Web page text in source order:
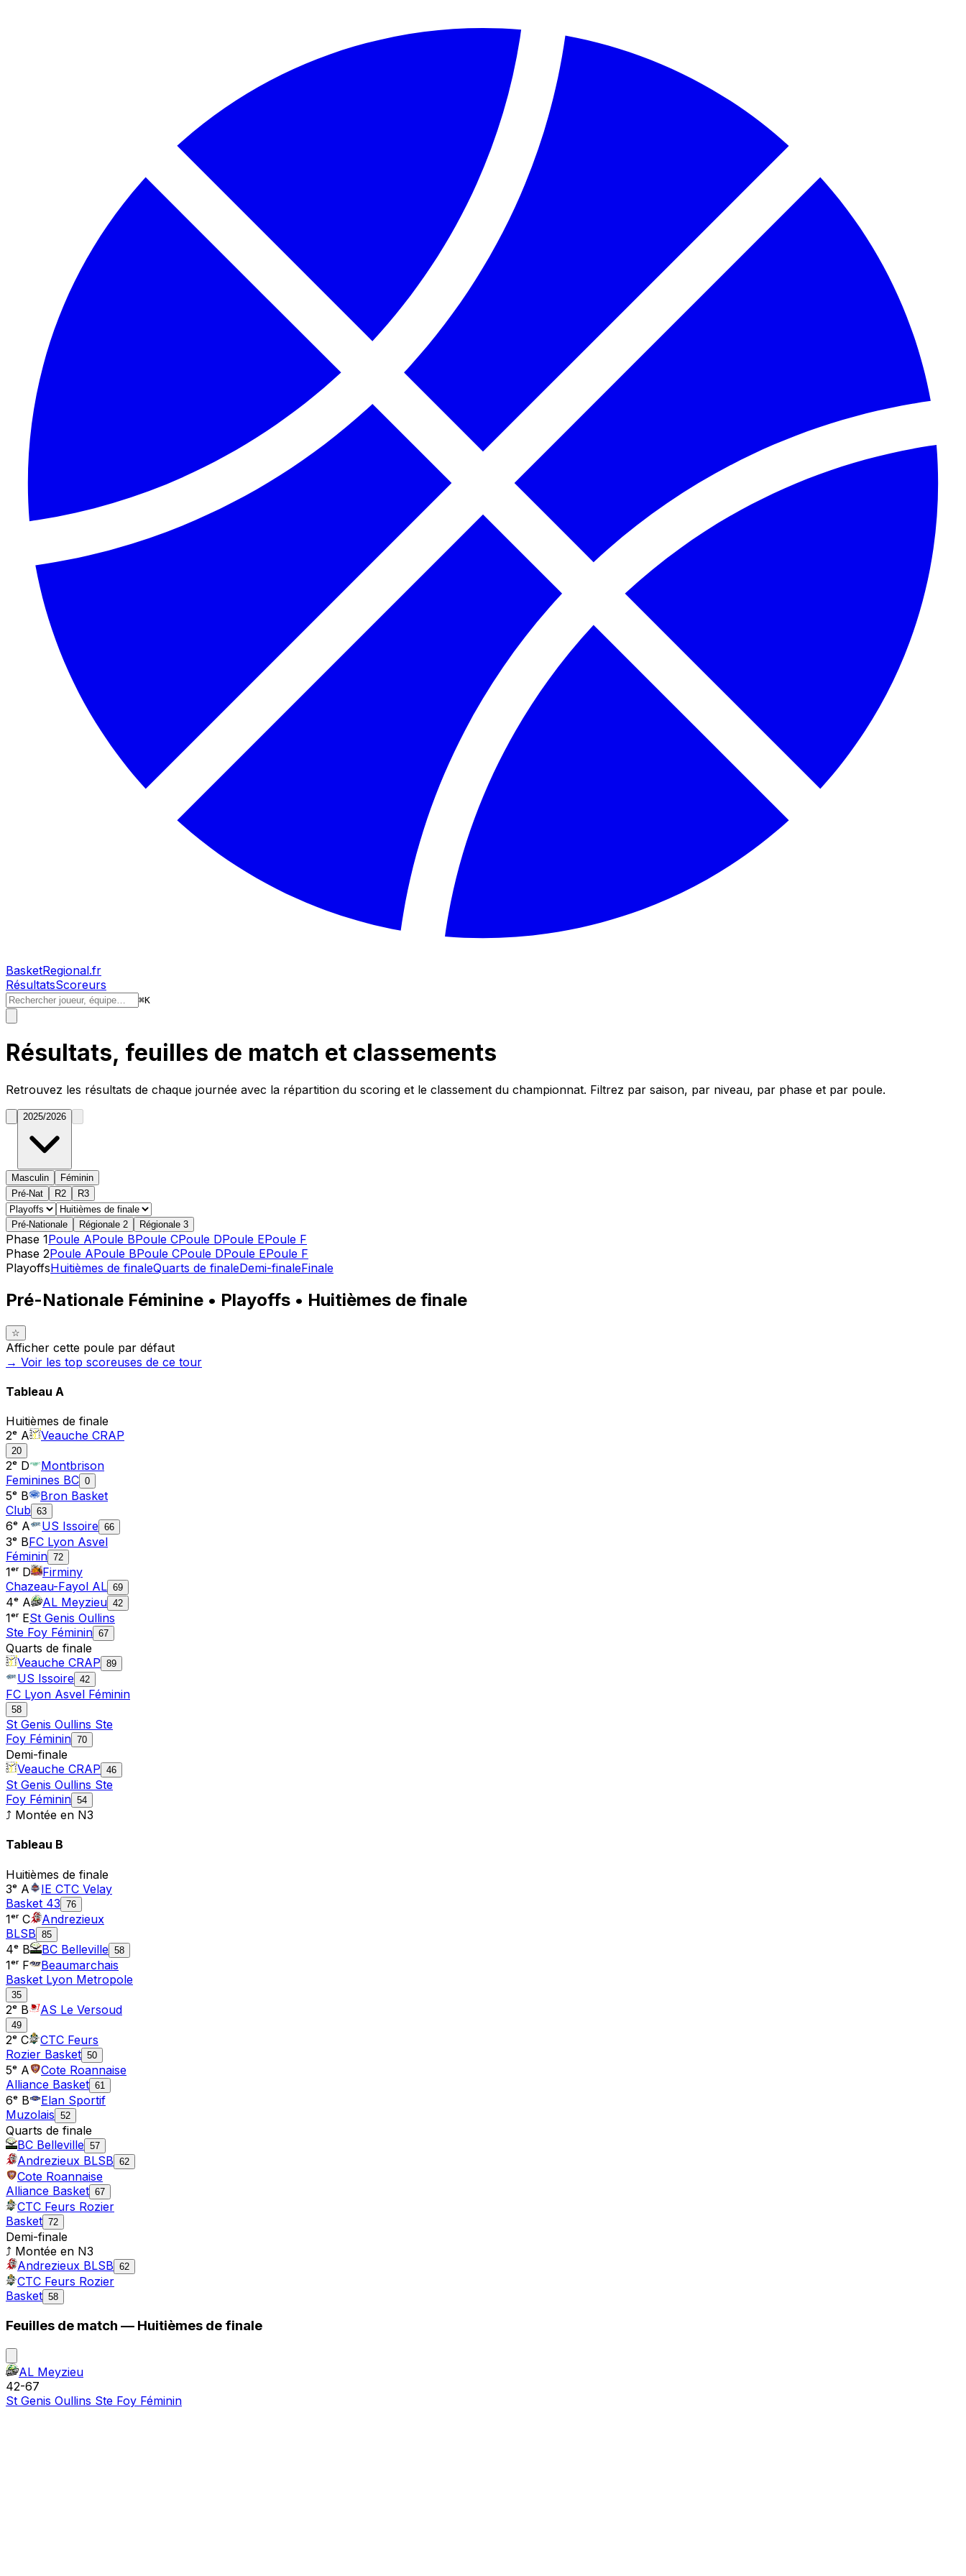
BasketRegional.fr
RésultatsScoreurs
⌘K
Résultats, feuilles de match et classements
Retrouvez les résultats de chaque journée avec la répartition du scoring et le classement du championnat. Filtrez par saison, par niveau, par phase et par poule.
2025/2026
Masculin
Féminin
Pré-Nat
R2 R3
Pré-Nationale Régionale 2 Régionale 3
Phase 1Poule APoule BPoule CPoule DPoule EPoule F
Phase 2Poule APoule BPoule CPoule DPoule EPoule F
PlayoffsHuitièmes de finaleQuarts de finaleDemi-finaleFinale
Pré-Nationale Féminine • Playoffs • Huitièmes de finale
☆
Afficher cette poule par défaut
→ Voir les top scoreuses de ce tour
Tableau A
Huitièmes de finale
2ᵉ A
Veauche CRAP
20
2ᵉ D
Montbrison
Feminines BC 0
5ᵉ B
Bron Basket
Club 63
6ᵉ A US Issoire 66
3ᵉ BFC Lyon Asvel
Féminin 72
1ᵉʳ D
Firminy
Chazeau-Fayol AL 69
4ᵉ A AL Meyzieu 42
1ᵉʳ ESt Genis Oullins
Ste Foy Féminin 67
Quarts de finale
Veauche CRAP 89
US Issoire 42
FC Lyon Asvel Féminin
58
St Genis Oullins Ste
Foy Féminin 70
Demi-finale
Veauche CRAP 46
St Genis Oullins Ste
Foy Féminin 54
⤴ Montée en N3
Tableau B
Huitièmes de finale
3ᵉ A
IE CTC Velay
Basket 43 76
1ᵉʳ C
Andrezieux
BLSB 85
4ᵉ B BC Belleville 58
1ᵉʳ F
Beaumarchais
Basket Lyon Metropole
35
2ᵉ B AS Le Versoud
49
2ᵉ C
CTC Feurs
Rozier Basket 50
5ᵉ A
Cote Roannaise
Alliance Basket 61
6ᵉ B
Elan Sportif
Muzolais 52
Quarts de finale
BC Belleville 57
Andrezieux BLSB 62
Cote Roannaise
Alliance Basket 67
CTC Feurs Rozier
Basket 72
Demi-finale
⤴ Montée en N3
Andrezieux BLSB 62
CTC Feurs Rozier
Basket 58
Feuilles de match — Huitièmes de finale
AL Meyzieu
42-67
St Genis Oullins Ste Foy Féminin